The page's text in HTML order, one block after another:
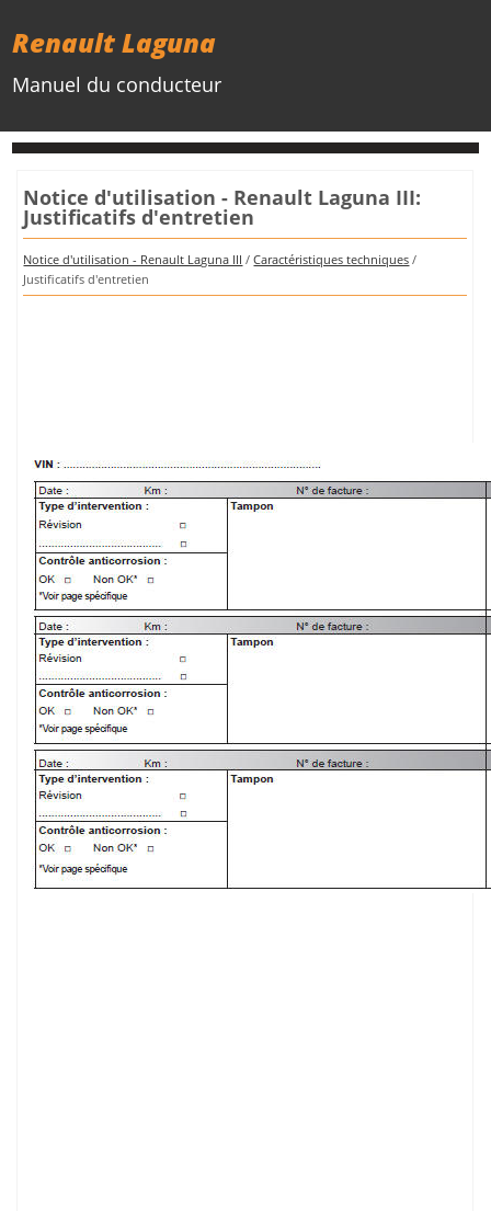
Renault Laguna
Manuel du conducteur
Notice d'utilisation - Renault Laguna III:
Justificatifs d'entretien
Notice d'utilisation - Renault Laguna III /Caractéristiques techniques /
Justificatifs d'entretien